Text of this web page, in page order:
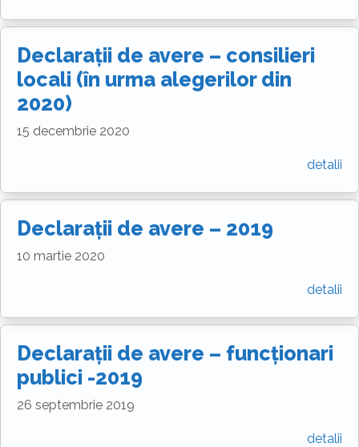
Declarații de avere – consilieri
locali (în urma alegerilor din
2020)
15 decembrie 2020
detalii
Declarații de avere – 2019
10 martie 2020
detalii
Declarații de avere – funcționari
publici -2019
26 septembrie 2019
detalii